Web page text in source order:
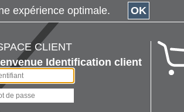
CLIENT
Identification client
expérience optimale. OK